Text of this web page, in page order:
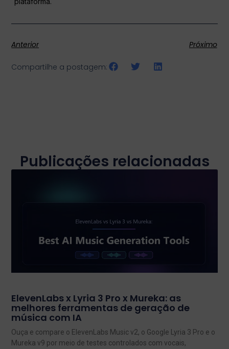
Anterior Próximo
Compartilhe a postagem:
Publicações relacionadas
ElevenLabs x Lyria 3 Pro x Mureka: as
melhores ferramentas de geração de
música com IA
Ouça e compare o ElevenLabs Music v2, o Google Lyria 3 Pro e o
Mureka v9 por meio de testes controlados com vocais,